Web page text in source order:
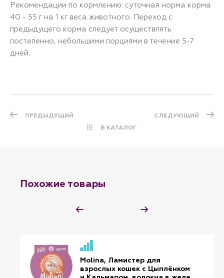
Рекомендации по кормлению: суточная норма корма
40 - 55 г на 1 кг веса животного. Переход с
предыдущего корма следует осуществлять
постепенно, небольшими порциями в течение 5-7
дней.
ПРЕДЫДУЩИЙ
В КАТАЛОГ
СЛЕДУЮЩИЙ
Похожие товары
Molina, Ламистер для
взрослых кошек с Цыплёнком